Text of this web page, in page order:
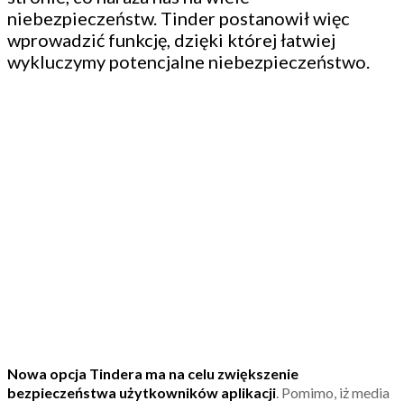
niebezpieczeństw. Tinder postanowił więc
wprowadzić funkcję, dzięki której łatwiej
wykluczymy potencjalne niebezpieczeństwo.
Nowa opcja Tindera ma na celu zwiększenie
bezpieczeństwa użytkowników aplikacji. Pomimo, iż media